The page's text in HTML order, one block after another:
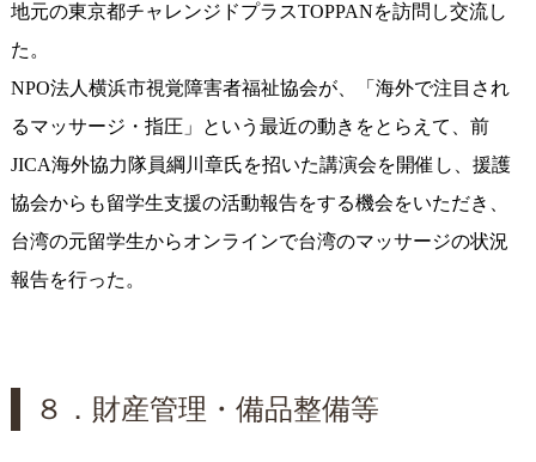
地元の東京都チャレンジドプラスTOPPANを訪問し交流し
た。
NPO法人横浜市視覚障害者福祉協会が、「海外で注目され
るマッサージ・指圧」という最近の動きをとらえて、前
JICA海外協力隊員綱川章氏を招いた講演会を開催し、援護
協会からも留学生支援の活動報告をする機会をいただき、
台湾の元留学生からオンラインで台湾のマッサージの状況
報告を行った。
８．財産管理・備品整備等